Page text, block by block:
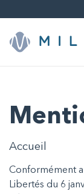
Accueil
Conformément
Libertés du 6